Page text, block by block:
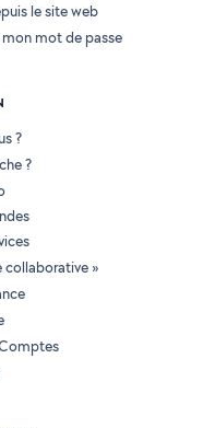
le site web
mot de passe
?
?
collaborative »